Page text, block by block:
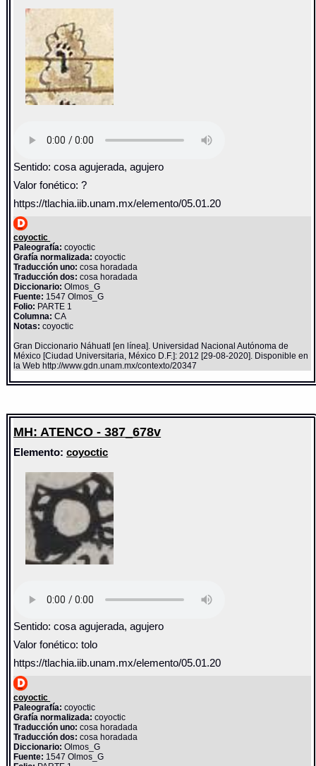
Sentido: cosa agujerada, agujero
Valor fonético: ?
https://tlachia.iib.unam.mx/elemento/05.01.20
coyoctic
Paleografía: coyoctic
Grafía normalizada: coyoctic
Traducción uno: cosa horadada
Traducción dos: cosa horadada
Diccionario:Olmos_G
Fuente: 1547 Olmos_G
Folio: PARTE 1
Columna: CA
Notas: coyoctic
Gran Diccionario Náhuatl [en línea]. Universidad Nacional Autónoma de
México [Ciudad Universitaria, México D.F.]: 2012 [29-08-2020]. Disponible en
la Web http://www.gdn.unam.mx/contexto/20347
MH: ATENCO - 387_678v
Elemento:coyoctic
Sentido: cosa agujerada, agujero
Valor fonético: tolo
https://tlachia.iib.unam.mx/elemento/05.01.20
coyoctic
Paleografía: coyoctic
Grafía normalizada: coyoctic
Traducción uno: cosa horadada
Traducción dos: cosa horadada
Diccionario:Olmos_G
Fuente: 1547 Olmos_G